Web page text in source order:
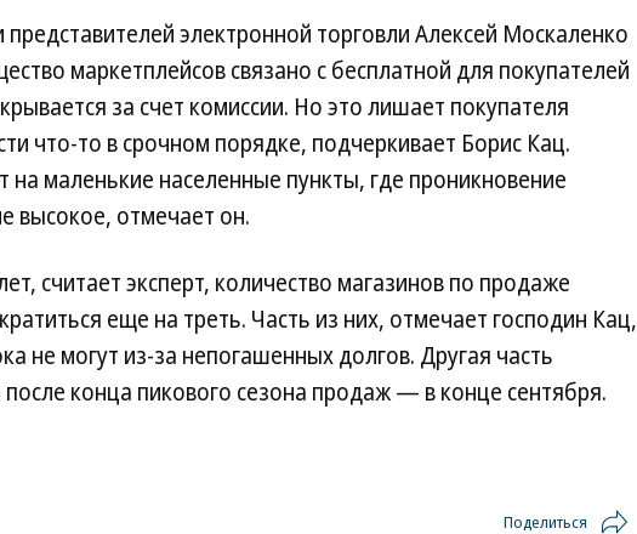
электронной торговли Алексей Москаленко
маркетплейсов связано с бесплатной для покупателей
за счет комиссии. Но это лишает покупателя
что-то в срочном порядке, подчеркивает Борис Кац.
на маленькие населенные пункты, где проникновение
высокое, отмечает он.
считает эксперт, количество магазинов по продаже
еще на треть. Часть из них, отмечает господин Кац,
не могут из-за непогашенных долгов. Другая часть
после конца пикового сезона продаж — в конце сентября.
Поделиться